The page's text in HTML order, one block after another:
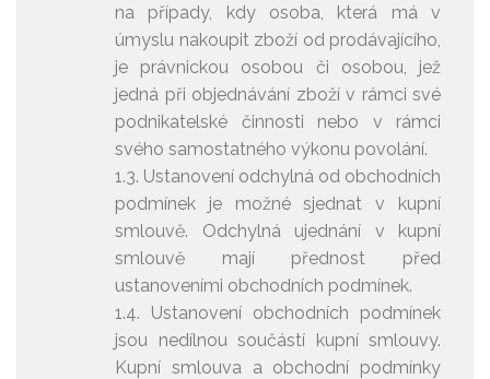
na případy, kdy osoba, která má v
úmyslu nakoupit zboží od prodávajícího,
je právnickou osobou či osobou, jež
jedná při objednávání zboží v rámci své
podnikatelské činnosti nebo v rámci
svého samostatného výkonu povolání.
1.3. Ustanovení odchylná od obchodních
podmínek je možné sjednat v kupní
smlouvě. Odchylná ujednání v kupní
smlouvě mají přednost před
ustanoveními obchodních podmínek.
1.4. Ustanovení obchodních podmínek
jsou nedílnou součástí kupní smlouvy.
Kupní smlouva a obchodní podmínky